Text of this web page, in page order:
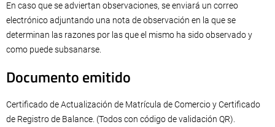
En caso que se adviertan observaciones, se enviará un correo
electrónico adjuntando una nota de observación en la que se
determinan las razones por las que el mismo ha sido observado y
como puede subsanarse.
Documento emitido
Certificado de Actualización de Matrícula de Comercio y Certificado
de Registro de Balance. (Todos con código de validación QR).